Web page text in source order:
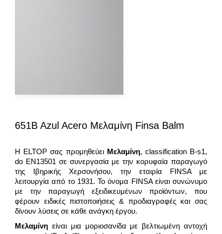
651B Azul Acero Μελαμίνη Finsa Balm
Η ELTOP σας προμηθεύειΜελαμίνη, classification B-s1,
do EN13501 σε συνεργασία με την κορυφαία παραγωγό
της Ιβηρικής Χερσονήσου, την εταιρία FINSA με
λειτουργία από το 1931. To όνομα FINSA είναι συνώνυμο
με την παραγωγή εξειδικευμένων προϊόντων, που
φέρουν ειδικές πιστοποιήσεις & προδιαγραφές και σας
δίνουν λύσεις σε κάθε ανάγκη έργου.
Μελαμίνη είναι μια μοριοσανίδα με βελτιωμένη αντοχή